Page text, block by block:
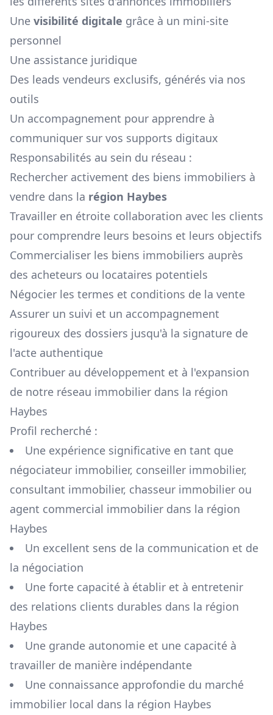
Une visibilité digitale grâce à un mini-site
personnel
Une assistance juridique
Des leads vendeurs exclusifs, générés via nos
outils
Un accompagnement pour apprendre à
communiquer sur vos supports digitaux
Responsabilités au sein du réseau :
Rechercher activement des biens immobiliers à
vendre dans la région Haybes
Travailler en étroite collaboration avec les clients
pour comprendre leurs besoins et leurs objectifs
Commercialiser les biens immobiliers auprès
des acheteurs ou locataires potentiels
Négocier les termes et conditions de la vente
Assurer un suivi et un accompagnement
rigoureux des dossiers jusqu'à la signature de
l'acte authentique
Contribuer au développement et à l'expansion
de notre réseau immobilier dans la région
Haybes
Profil recherché :
Une expérience significative en tant que
négociateur immobilier, conseiller immobilier,
consultant immobilier, chasseur immobilier ou
agent commercial immobilier dans la région
Haybes
Un excellent sens de la communication et de
la négociation
Une forte capacité à établir et à entretenir
des relations clients durables dans la région
Haybes
Une grande autonomie et une capacité à
travailler de manière indépendante
Une connaissance approfondie du marché
immobilier local dans la région Haybes